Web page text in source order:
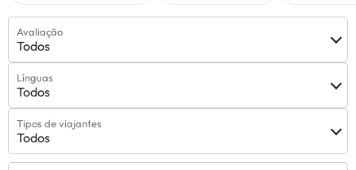
Avaliação
Todos
Línguas
Todos
Tipos de viajantes
Todos